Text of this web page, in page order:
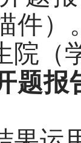
件
院（
题报